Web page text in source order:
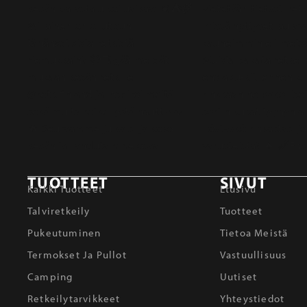
TUOTTEET
Kaikki Tuotteet
Talviretkeily
Pukeutuminen
Termokset Ja Pullot
Camping
Retkeilytarvikkeet
SIVUT
Etusivu
Tuotteet
Tietoa Meistä
Vastuullisuus
Uutiset
Yhteystiedot